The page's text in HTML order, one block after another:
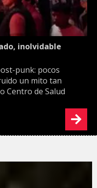
inolvidable
punk: pocos
un mito tan
Centro de Salud